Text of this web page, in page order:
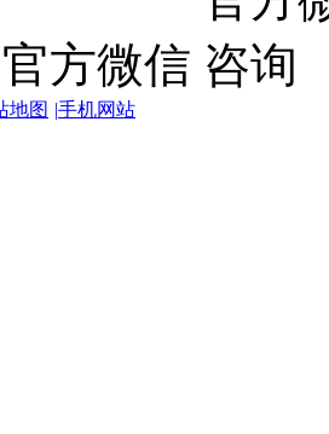
官方微信
地图 |手机网站